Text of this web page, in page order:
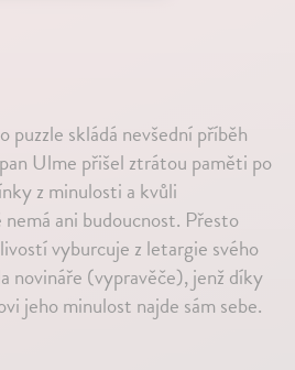
skládá nevšední příběh
Ulme přišel ztrátou paměti po
z minulosti a kvůli
ani budoucnost. Přesto
vyburcuje z letargie svého
novináře (vypravěče), jenž díky
jeho minulost najde sám sebe.